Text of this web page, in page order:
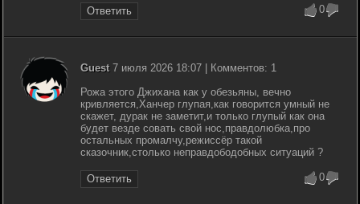
Ответить 0
Guest7 июля 2026 18:07 | Комментов: 1
Рожа этого Джихана как у обезьяны, вечно
кривляется,Ханчер глупая,как говорится умный не
скажет, дурак не заметит,и только глупый как она
будет везде совать свой нос,правдолюбка,про
остальных промалчу,режиссёр такой
сказочник,столько неправдободобных ситуаций ?
Ответить 0